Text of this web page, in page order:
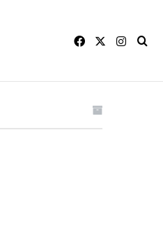
Facebook